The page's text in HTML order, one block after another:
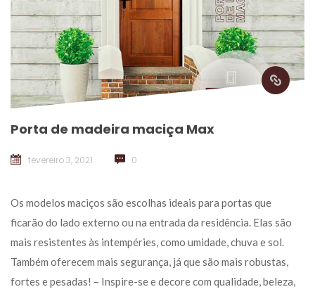
Porta de madeira maciça Max
fevereiro 3, 2021 0
Os modelos maciços são escolhas ideais para portas que
ficarão do lado externo ou na entrada da residência. Elas são
mais resistentes às intempéries, como umidade, chuva e sol.
Também oferecem mais segurança, já que são mais robustas,
fortes e pesadas! – Inspire-se e decore com qualidade, beleza,